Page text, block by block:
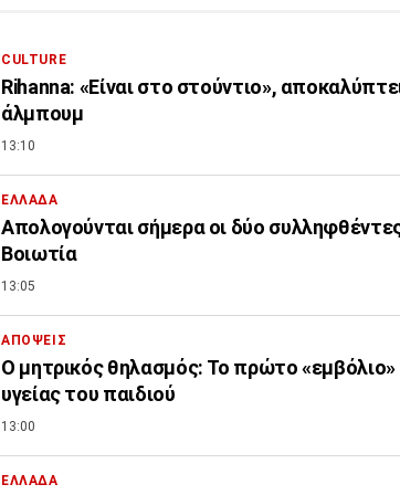
CULTURE
Rihanna: «Είναι στο στούντιο»,
άλμπουμ
13:10
ΕΛΛΑΔΑ
Απολογούνται σήμερα οι δύο
Βοιωτία
13:05
ΑΠΟΨΕΙΣ
Ο μητρικός θηλασμός: Το πρώτο «εμβόλιο»
υγείας του παιδιού
13:00
ΕΛΛΑΔΑ